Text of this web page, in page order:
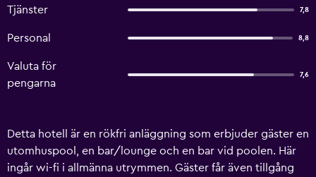
Tjänster 7,8
Personal 8,8
Valuta för
pengarna
7,6
Detta hotell är en rökfri anläggning som erbjuder gäster en
utomhuspool, en bar/lounge och en bar vid poolen. Här
ingår wi-fi i allmänna utrymmen. Gäster får även tillgång